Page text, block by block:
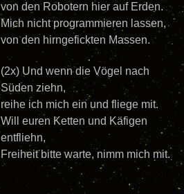
von den Robotern hier auf Erden.
Mich nicht programmieren lassen,
von den hirngefickten Massen.
(2x) Und wenn die Vögel nach
Süden ziehn,
reihe ich mich ein und fliege mit.
Will euren Ketten und Käfigen
entfliehn,
Freiheit bitte warte, nimm mich mit.